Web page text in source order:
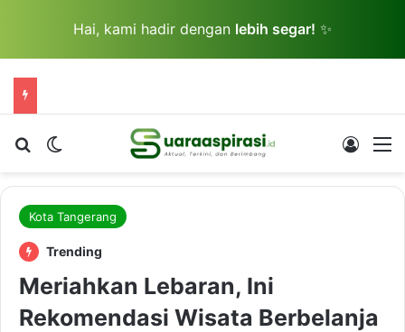
Hai, kami hadir dengan lebih segar! ✨
Cari berita...Switch skin Log In
Kota Tangerang
Trending
Meriahkan Lebaran, Ini
Rekomendasi Wisata Berbelanja